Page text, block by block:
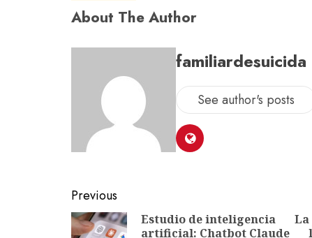
About The Author
familiardesuicida
See author's posts
Previous
Estudio de inteligencia
artificial: Chatbot Claude